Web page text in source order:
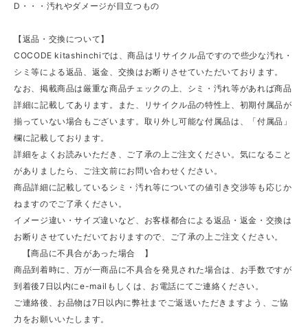
D・・・汚れやダメージが目立つもの
【返品・交換について】
COCODE kitashinchiでは、商品はリサイクル品ですので些少な汚れ・
シミ等による返品、返金、交換はお断りさせていただいております。
なお、掲載商品は厳重な商品チェックの上、シミ・汚れ等があれば商品
詳細に記載してあります。また、リサイクル品の特性上、初期付属品が
揃っていない場合もございます。取り外し可能な付属品は、「付属品」
欄に記載しております。
詳細をよくお読みいただき、ご了承の上ご注文ください。気になること
がありましたら、ご注文前にお問い合わせください。
商品詳細に記載しているシミ・汚れ等についての値引き交渉等も応じか
ねますのでご了承ください。
イメージ違い・サイズ違いなど、お客様都合による返品・返金・交換は
お断りさせていただいておりますので、ご了承の上ご注文ください。
【商品に不具合があった場合 】
商品到着時に、万が一商品に不具合を発見された場合は、お手数ですが
到着後7日以内にe-mailもしくは、お電話にてご連絡ください。
ご連絡後、お品物は7日以内に弊社までご返送いただきますよう、ご協
力をお願いいたします。